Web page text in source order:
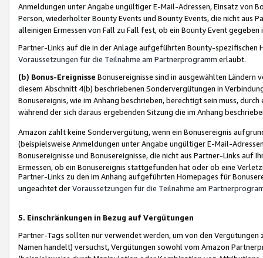
Anmeldungen unter Angabe ungültiger E-Mail-Adressen, Einsatz von
Person, wiederholter Bounty Events und Bounty Events, die nicht
alleinigen Ermessen von Fall zu Fall fest, ob ein Bounty Event
Partner-Links auf die in der Anlage aufgeführten Bounty-spezifischen
Voraussetzungen für die Teilnahme am Partnerprogramm erlaubt.
(b) Bonus-Ereignisse Bonusereignisse sind in ausgewählten Ländern
diesem Abschnitt 4(b) beschriebenen Sondervergütungen in
Bonusereignis, wie im Anhang beschrieben, berechtigt sein muss,
während der sich daraus ergebenden Sitzung die im Anhang
Amazon zahlt keine Sondervergütung, wenn ein Bonusereignis
(beispielsweise Anmeldungen unter Angabe ungültiger E-Mail-
Bonusereignisse und Bonusereignisse, die nicht aus Partner-Links auf
Ermessen, ob ein Bonusereignis stattgefunden hat oder ob eine
Partner-Links zu den im Anhang aufgeführten Homepages für
ungeachtet derVoraussetzungen für die Teilnahme am
5. Einschränkungen in Bezug auf Vergütungen
Partner-Tags sollten nur verwendet werden, um von den
Namen handelt) versuchst, Vergütungen sowohl vom Amazon